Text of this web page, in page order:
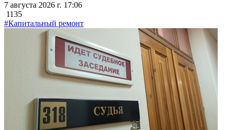
7 августа 2026 г. 17:06
1135
#Капитальный ремонт